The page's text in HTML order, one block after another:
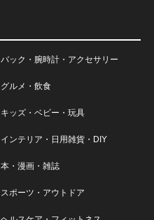
バック・腕時計・アクセサリー
グルメ・飲食
キッズ・ベビー・玩具
インテリア・日用雑貨・DIY
本・漫画・雑誌
スポーツ・アウトドア